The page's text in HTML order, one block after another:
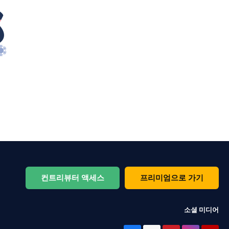
컨트리뷰터 액세스 프리미엄으로 가기
소셜 미디어